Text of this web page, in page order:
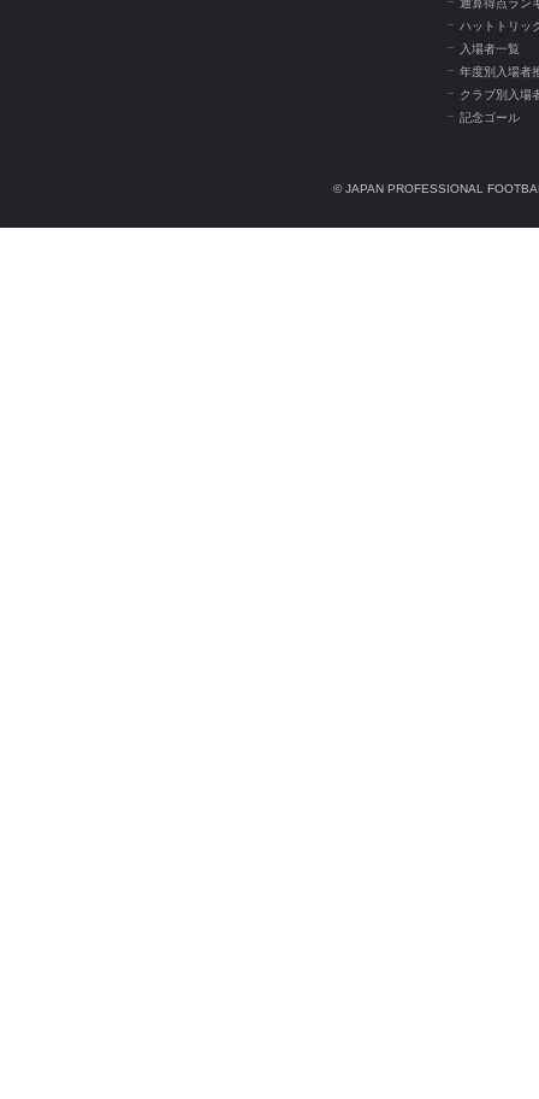
通算得点ラン
ハットトリッ
入場者一覧
年度別入場者
クラブ別入場
記念ゴール
© JAPAN PROFESSIONAL